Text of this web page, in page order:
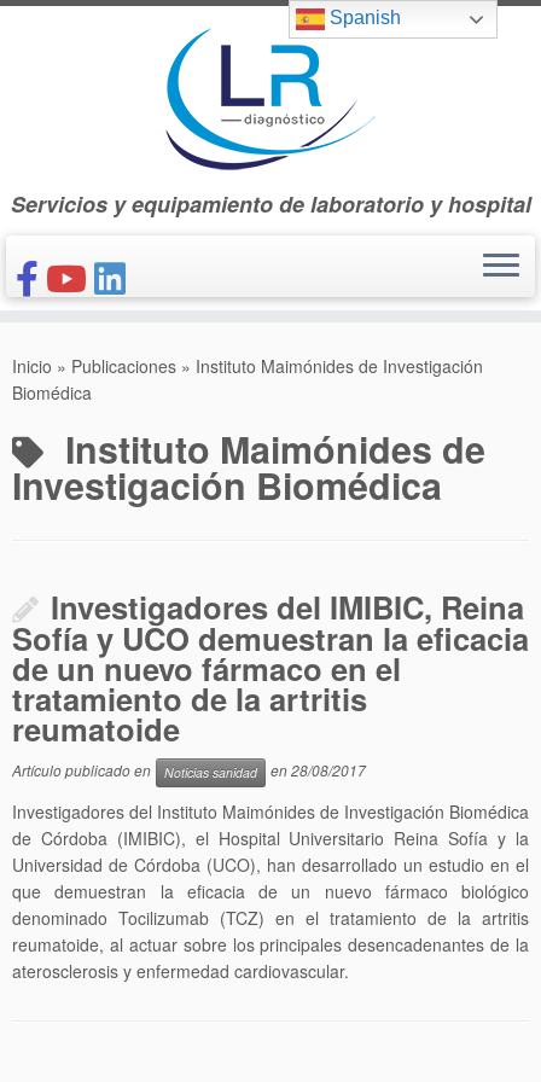
Saltar
Servicios y equipamiento de laboratorio y hospital
CONÓCENOS
PUBLICACIONES
Inicio » Publicaciones » Instituto Maimónides de Investigación
Biomédica
Instituto Maimónides de
Investigación Biomédica
Investigadores del IMIBIC, Reina
Sofía y UCO demuestran la eficacia
de un nuevo fármaco en el
tratamiento de la artritis
reumatoide
Artículo publicado en Noticias sanidad en28/08/2017
Investigadores del Instituto Maimónides de Investigación Biomédica
de Córdoba (IMIBIC), el Hospital Universitario Reina Sofía y la
Universidad de Córdoba (UCO), han desarrollado un estudio en el
que demuestran la eficacia de un nuevo fármaco biológico
denominado Tocilizumab (TCZ) en el tratamiento de la artritis
reumatoide, al actuar sobre los principales desencadenantes de la
aterosclerosis y enfermedad cardiovascular.
Spanish